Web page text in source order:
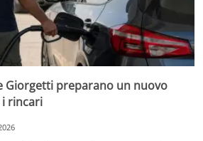
Giorgetti preparano un nuovo
rincari